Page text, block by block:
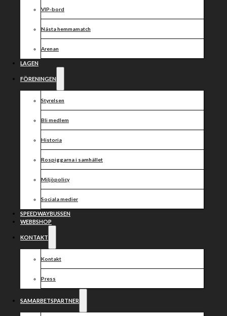
VIP-bord
Nästa hemmamatch
Arenan
LAGEN
FÖRENINGEN
Styrelsen
Bli medlem
Historia
Rospiggarna i samhället
Miljöpolicy
Sociala medier
SPEEDWAYBUSSEN
WEBBSHOP
KONTAKT
Kontakt
Press
SAMARBETSPARTNER
Division 1
söndag 31/5